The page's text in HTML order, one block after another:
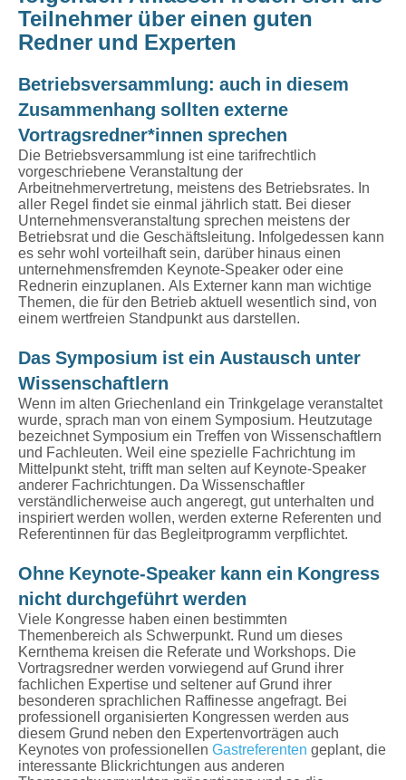
Teilnehmer über einen guten
Redner und Experten
Betriebsversammlung: auch in diesem
Zusammenhang sollten externe
Vortragsredner*innen sprechen
Die Betriebsversammlung ist eine tarifrechtlich
vorgeschriebene Veranstaltung der
Arbeitnehmervertretung, meistens des Betriebsrates. In
aller Regel findet sie einmal jährlich statt. Bei dieser
Unternehmensveranstaltung sprechen meistens der
Betriebsrat und die Geschäftsleitung. Infolgedessen kann
es sehr wohl vorteilhaft sein, darüber hinaus einen
unternehmensfremden Keynote-Speaker oder eine
Rednerin einzuplanen. Als Externer kann man wichtige
Themen, die für den Betrieb aktuell wesentlich sind, von
einem wertfreien Standpunkt aus darstellen.
Das Symposium ist ein Austausch unter
Wissenschaftlern
Wenn im alten Griechenland ein Trinkgelage veranstaltet
wurde, sprach man von einem Symposium. Heutzutage
bezeichnet Symposium ein Treffen von Wissenschaftlern
und Fachleuten. Weil eine spezielle Fachrichtung im
Mittelpunkt steht, trifft man selten auf Keynote-Speaker
anderer Fachrichtungen. Da Wissenschaftler
verständlicherweise auch angeregt, gut unterhalten und
inspiriert werden wollen, werden externe Referenten und
Referentinnen für das Begleitprogramm verpflichtet.
Ohne Keynote-Speaker kann ein Kongress
nicht durchgeführt werden
Viele Kongresse haben einen bestimmten
Themenbereich als Schwerpunkt. Rund um dieses
Kernthema kreisen die Referate und Workshops. Die
Vortragsredner werden vorwiegend auf Grund ihrer
fachlichen Expertise und seltener auf Grund ihrer
besonderen sprachlichen Raffinesse angefragt. Bei
professionell organisierten Kongressen werden aus
diesem Grund neben den Expertenvorträgen auch
Keynotes von professionellen Gastreferenten geplant, die
interessante Blickrichtungen aus anderen